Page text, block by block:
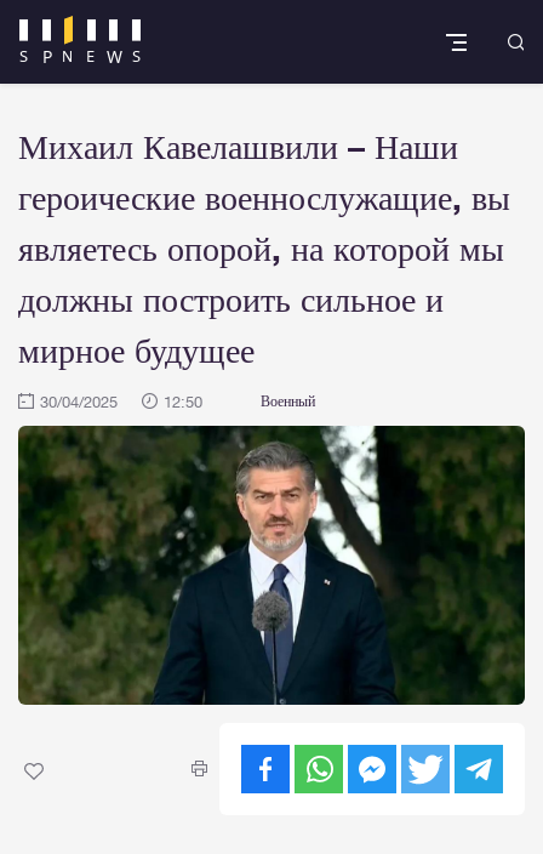
Михаил Кавелашвили – Наши
героические военнослужащие, вы
являетесь опорой, на которой мы
должны построить сильное и
мирное будущее
30/04/2025 12:50 Военный